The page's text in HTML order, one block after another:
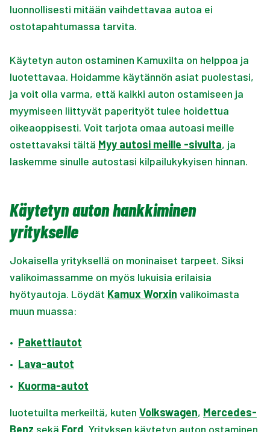
luonnollisesti mitään vaihdettavaa autoa ei
ostotapahtumassa tarvita.
Käytetyn auton ostaminen Kamuxilta on helppoa ja
luotettavaa. Hoidamme käytännön asiat puolestasi,
ja voit olla varma, että kaikki auton ostamiseen ja
myymiseen liittyvät paperityöt tulee hoidettua
oikeaoppisesti. Voit tarjota omaa autoasi meille
ostettavaksi tältä Myy autosi meille -sivulta, ja
laskemme sinulle autostasi kilpailukykyisen hinnan.
Käytetyn auton hankkiminen
yritykselle
Jokaisella yrityksellä on moninaiset tarpeet. Siksi
valikoimassamme on myös lukuisia erilaisia
hyötyautoja. Löydät Kamux Worxin valikoimasta
muun muassa:
• Pakettiautot
• Lava-autot
• Kuorma-autot
luotetuilta merkeiltä, kuten Volkswagen, Mercedes-
Benz sekä Ford . Yrityksen käytetyn auton ostaminen